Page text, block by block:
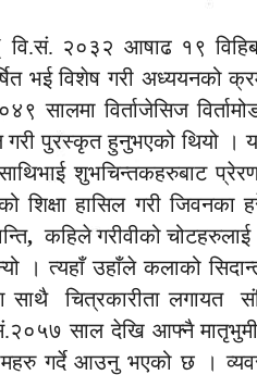
वि.सं. २०३२ आषाढ १९
भई विशेष गरी अध्ययनको
सालमा विर्ताजेसिज
पुरस्कृत हुनुभएको थियो ।
शुभचिन्तकहरुबाट
शिक्षा हासिल गरी जिवनका
,कहिले गरीवीको चोटहरुलाई
। त्यहाँ उहाँले कलाको
साथै चित्रकारीता लगायत
साल देखि आफ्नै मातृभुमी
गर्दे आउनु भएको छ ।